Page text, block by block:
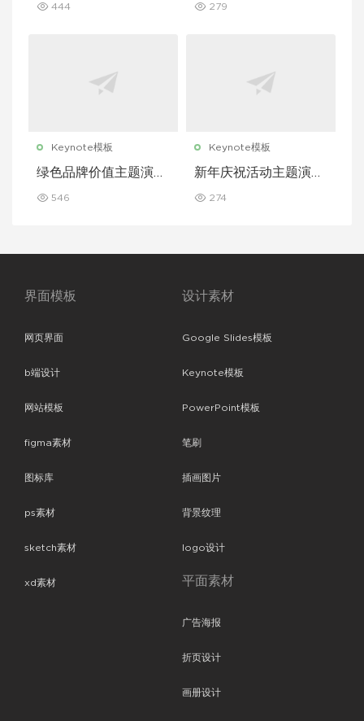
444 279
Keynote模板
绿色品牌价值主题演讲
546
Keynote模板
新年庆祝活动主题演讲
274
界面模板
网页界面
b端设计
网站模板
figma素材
图标库
ps素材
sketch素材
xd素材
设计素材
Google Slides模板
Keynote模板
PowerPoint模板
笔刷
插画图片
背景纹理
logo设计
平面素材
广告海报
折页设计
画册设计